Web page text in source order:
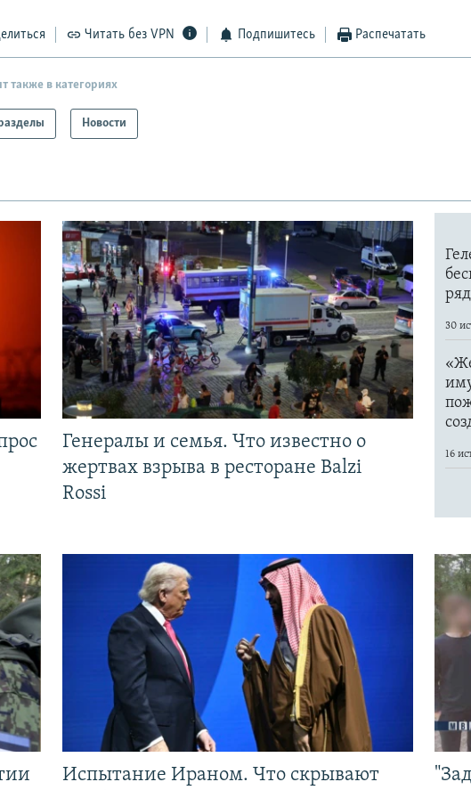
Читать без VPN Подпишитесь Распечатать
также в категориях
Новости
Генералы и семья. Что известно о
жертвах взрыва в ресторане Balzi
Rossi
Испытание Ираном. Что скрывают